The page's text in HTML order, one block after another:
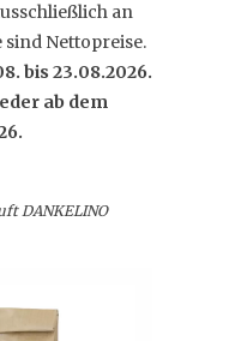
an
sind Nettopreise.
bis 23.08.2026.
ab dem
DANKELINO